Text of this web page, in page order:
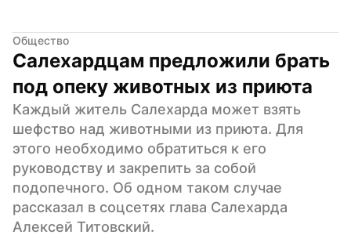
Общество
Салехардцам предложили брать
под опеку животных из приюта
Каждый житель Салехарда может взять
шефство над животными из приюта. Для
этого необходимо обратиться к его
руководству и закрепить за собой
подопечного. Об одном таком случае
рассказал в соцсетях глава Салехарда
Алексей Титовский.